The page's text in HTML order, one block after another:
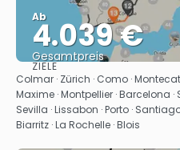
Ab
4.039 €
Gesamtpreis
ZIELE
Colmar · Zürich · Como ·
Maxime · Montpellier · Barcelona
Sevilla · Lissabon · Porto ·
Biarritz · La Rochelle · Blois